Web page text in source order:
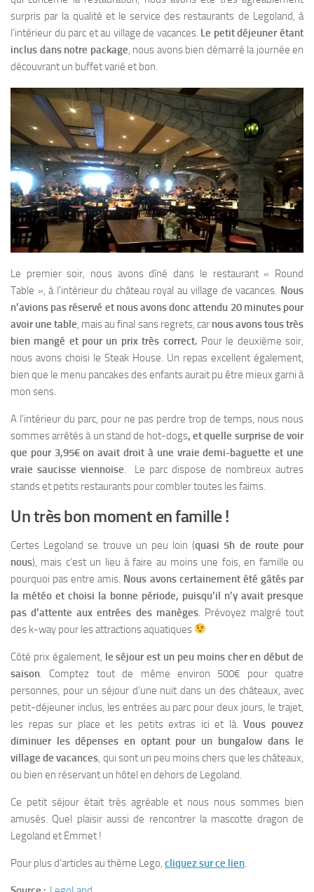
surpris par la qualité et le service des restaurants de Legoland, à
l’intérieur du parc et au village de vacances. Le petit déjeuner étant
inclus dans notre package, nous avons bien démarré la journée en
découvrant un buffet varié et bon.
Le premier soir, nous avons dîné dans le restaurant « Round
Table », à l’intérieur du château royal au village de vacances. Nous
n’avions pas réservé et nous avons donc attendu 20 minutes pour
avoir une table, mais au final sans regrets, car nous avons tous très
bien mangé et pour un prix très correct. Pour le deuxième soir,
nous avons choisi le Steak House. Un repas excellent également,
bien que le menu pancakes des enfants aurait pu être mieux garni à
mon sens.
A l’intérieur du parc, pour ne pas perdre trop de temps, nous nous
sommes arrêtés à un stand de hot-dogs, et quelle surprise de voir
que pour 3,95€ on avait droit à une vraie demi-baguette et une
vraie saucisse viennoise. Le parc dispose de nombreux autres
stands et petits restaurants pour combler toutes les faims.
Un très bon moment en famille !
Certes Legoland se trouve un peu loin (quasi 5h de route pour
nous), mais c’est un lieu à faire au moins une fois, en famille ou
pourquoi pas entre amis. Nous avons certainement été gâtés par
la météo et choisi la bonne période, puisqu’il n’y avait presque
pas d’attente aux entrées des manèges. Prévoyez malgré tout
des k-way pour les attractions aquatiques
Côté prix également, le séjour est un peu moins cher en début de
saison. Comptez tout de même environ 500€ pour quatre
personnes, pour un séjour d’une nuit dans un des châteaux, avec
petit-déjeuner inclus, les entrées au parc pour deux jours, le trajet,
les repas sur place et les petits extras ici et là.Vous pouvez
diminuer les dépenses en optant pour un bungalow dans le
village de vacances, qui sont un peu moins chers que les châteaux,
ou bien en réservant un hôtel en dehors de Legoland.
Ce petit séjour était très agréable et nous nous sommes bien
amusés. Quel plaisir aussi de rencontrer la mascotte dragon de
Legoland et Emmet !
Pour plus d’articles au thème Lego, cliquez sur ce lien.